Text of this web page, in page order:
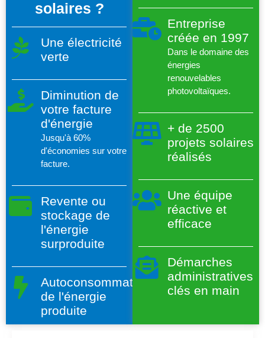
solaires ?
Une électricité
verte
Diminution de
votre facture
d'énergie
Jusqu'à 60%
d'économies sur votre
facture.
Revente ou
stockage de
l'énergie
surproduite
Autoconsommation
de l'énergie
produite
Entreprise
créée en 1997
Dans le domaine des
énergies
renouvelables
photovoltaïques.
+ de 2500
projets solaires
réalisés
Une équipe
réactive et
efficace
Démarches
administratives
clés en main